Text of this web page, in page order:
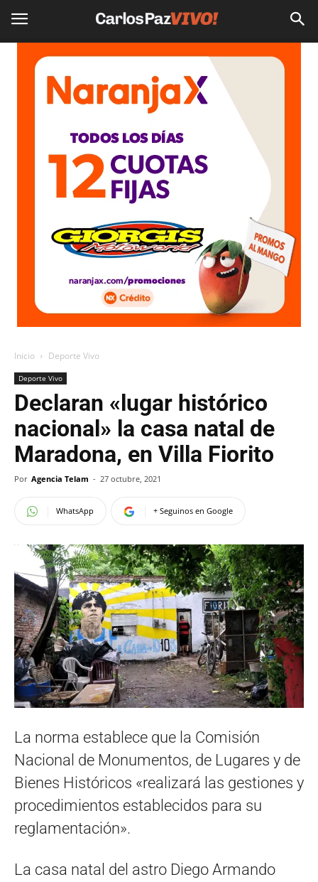
Inicio Deporte Vivo
Deporte Vivo
Declaran «lugar histórico
nacional» la casa natal de
Maradona, en Villa Fiorito
Por Agencia Telam - 27 octubre, 2021
WhatsApp + Seguinos en Google
La norma establece que la Comisión
Nacional de Monumentos, de Lugares y de
Bienes Históricos «realizará las gestiones y
procedimientos establecidos para su
reglamentación».
La casa natal del astro Diego Armando